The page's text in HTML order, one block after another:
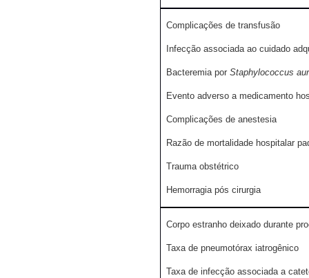
Complicações de transfusão
Infecção associada ao cuidado
Bacteremia por Staphylococcus
Evento adverso a medicamento
Complicações de anestesia
Razão de mortalidade hospitalar
Trauma obstétrico
Hemorragia pós cirurgia
Corpo estranho deixado durante
Taxa de pneumotórax iatrogênico
Taxa de infecção associada a